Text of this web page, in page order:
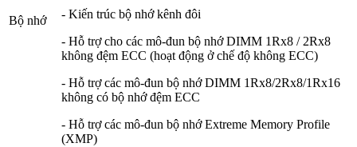
Bộ nhớ
- Kiến trúc bộ nhớ kênh đôi
- Hỗ trợ cho các mô-đun bộ nhớ DIMM 1Rx8 / 2Rx8
không đệm ECC (hoạt động ở chế độ không ECC)
- Hỗ trợ các mô-đun bộ nhớ DIMM 1Rx8/2Rx8/1Rx16
không có bộ nhớ đệm ECC
- Hỗ trợ các mô-đun bộ nhớ Extreme Memory Profile
(XMP)